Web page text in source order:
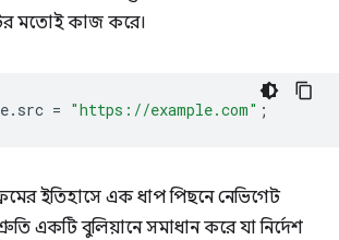
মতোই কাজ করে।
. src = "https://example.com" ;
ইতিহাসে এক ধাপ পিছনে নেভিগেট
একটি বুলিয়ানে সমাধান করে যা নির্দেশ